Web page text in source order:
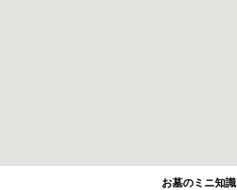
お墓のミニ知識